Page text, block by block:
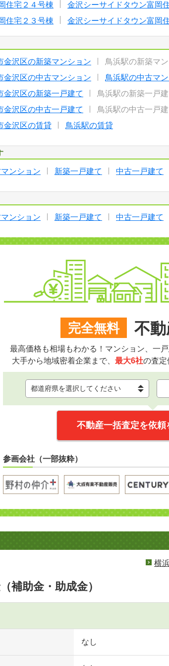
住宅２４号棟
金沢シーサイドタウン富岡
住宅２３号棟
金沢シーサイドタウン富岡
金沢区の新築マンション
鳥浜駅の新築マ
金沢区の中古マンション
鳥浜駅の中古マ
金沢区の新築一戸建て
鳥浜駅の新築一戸
金沢区の中古一戸建て
鳥浜駅の中古一戸
金沢区の賃貸 鳥浜駅の賃貸
ンション 新築一戸建て 中古一戸建て
ンション 新築一戸建て 中古一戸建て
完全無料 不
最高価格も相場もわかる！マンション、一
大手から地域密着企業まで、 最大6社の査定
不動産一括査定を依頼
参画会社（一部抜粋）
横
補助金・助成金）
なし